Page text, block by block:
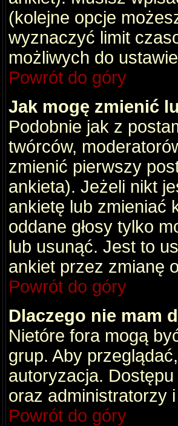
(kolejne opcje
wyznaczyć limit
możliwych do
Powrót do góry
Jak mogę zmienić
Podobnie jak z
twórców,
zmienić pierwszy
ankieta). Jeżeli nikt
ankietę lub zmieniać
oddane głosy tylko
lub usunąć. Jest to
ankiet przez zmianę
Powrót do góry
Dlaczego nie mam
Nietóre fora mogą
grup. Aby
autoryzacja.
oraz administratorzy
Powrót do góry